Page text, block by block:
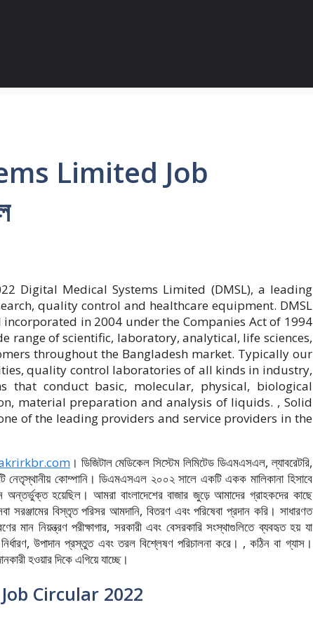
Limited Job
Digital Medical Systems Limited (DMSL), a leading
quality control and healthcare equipment. DMSL
in 2004 under the Companies Act of 1994
range of scientific, laboratory, analytical, life sciences,
throughout the Bangladesh market. Typically our
quality control laboratories of all kinds in industry,
that conduct basic, molecular, physical, biological
material preparation and analysis of liquids. , Solid
of the leading providers and service providers in the
। ডিজিটাল মেডিকেল সিস্টেম লিমিটেড ডিএমএসএল, ল্যাবরেটরি,
নেতৃস্থানীয় কোম্পানি। ডিএমএসএল ২০০২ সালে একটি একক মালিকানা হিসাবে
হয়েছিল। আমরা বাংলাদেশের বাজার জুড়ে আমাদের গ্রাহকদের কাছে
সরঞ্জামের বিস্তৃত পরিসর আমদানি, বিতরণ এবং পরিষেবা প্রদান করি। সাধারণত
মান নিয়ন্ত্রণ পরীক্ষাগার, সরকারী এবং বেসরকারি সংস্থাগুলিতে ব্যবহৃত হয় যা
উপাদান প্রস্তুত এবং তরল বিশ্লেষণ পরিচালনা করে। , কঠিন বা গ্যাস।
হওয়ার দিকে এগিয়ে যাচ্ছে।
Circular 2022